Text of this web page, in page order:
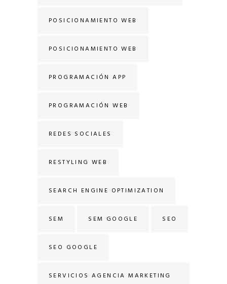
POSICIONAMIENTO WEB
POSICIONAMIENTO WEB
PROGRAMACIÓN APP
PROGRAMACIÓN WEB
REDES SOCIALES
RESTYLING WEB
SEARCH ENGINE OPTIMIZATION
SEM SEM GOOGLE SEO
SEO GOOGLE
SERVICIOS AGENCIA MARKETING